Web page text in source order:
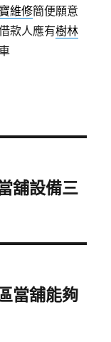
維修簡便願意
款人應有樹林
舖設備三
當舖能夠